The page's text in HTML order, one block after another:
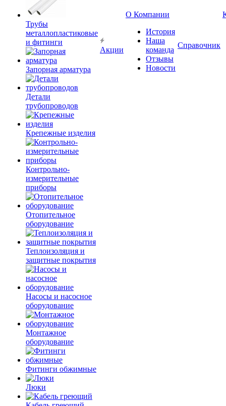
Трубы
металлопластиковые
и фитинги
Запорная арматура
Детали
трубопроводов
Крепежные изделия
Контрольно-
измерительные
приборы
Отопительное
оборудование
Теплоизоляция и
защитные покрытия
Насосы и насосное
оборудование
Монтажное
оборудование
Фитинги обжимные
Люки
Акции
О Компании
История
Наша
команда
Отзывы
Новости
Справочник